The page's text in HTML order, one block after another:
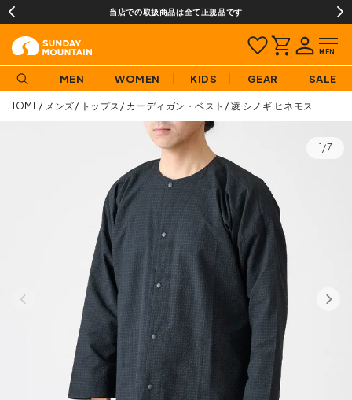
当店での取扱商品は全て正規品です
MEN WOMEN KIDS GEAR SALE
HOME メンズ トップス カーディガン・ベスト 凌 シノギ ヒネモス
1/7